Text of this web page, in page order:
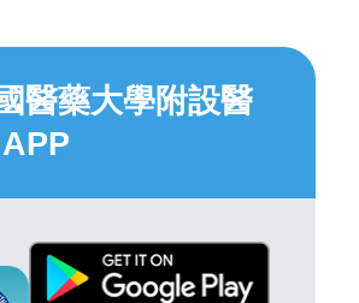
醫藥大學附設醫